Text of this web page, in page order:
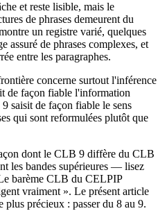
et reste lisible, mais le
de phrases demeurent du
un registre varié, quelques
assuré de phrases complexes, et
entre les paragraphes.
concerne surtout l'inférence
de façon fiable l'information
saisit de façon fiable le sens
qui sont reformulées plutôt que
dont le CLB 9 diffère du CLB
les bandes supérieures — lisez
barème CLB du CELPIP
vraiment ». Le présent article
plus précieux : passer du 8 au 9.